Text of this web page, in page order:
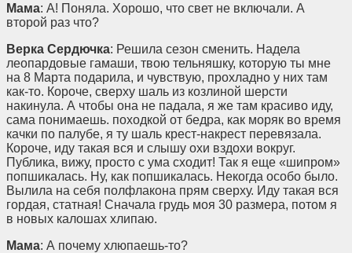
Мама: А! Поняла. Хорошо, что свет не включали. А
второй раз что?
Верка Сердючка: Решила сезон сменить. Надела
леопардовые гамаши, твою тельняшку, которую ты мне
на 8 Марта подарила, и чувствую, прохладно у них там
как-то. Короче, сверху шаль из козлиной шерсти
накинула. А чтобы она не падала, я же там красиво иду,
сама понимаешь. походкой от бедра, как моряк во время
качки по палубе, я ту шаль крест-накрест перевязала.
Короче, иду такая вся и слышу охи вздохи вокруг.
Публика, вижу, просто с ума сходит! Так я еще «шипром»
попшикалась. Ну, как попшикалась. Некогда особо было.
Вылила на себя полфлакона прям сверху. Иду такая вся
гордая, статная! Сначала грудь моя 30 размера, потом я
в новых калошах хлипаю.
Мама: А почему хлюпаешь-то?